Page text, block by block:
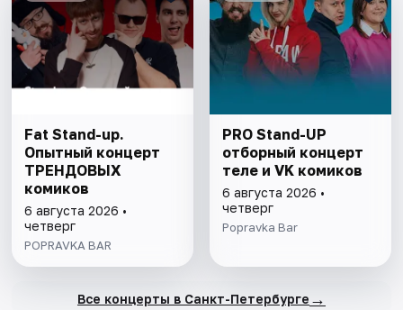
Fat Stand-up.
Опытный концерт
ТРЕНДОВЫХ
комиков
6 августа 2026 •
четверг
POPRAVKA BAR
PRO Stand-UP
отборный концерт
теле и VK комиков
6 августа 2026 •
четверг
Popravka Bar
Все концерты в Санкт-Петербурге →